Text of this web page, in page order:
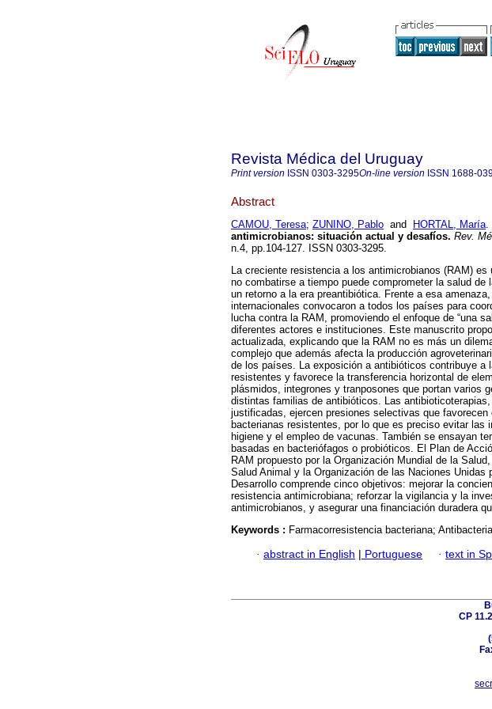
Revista Médica del Uruguay
Print version ISSN 0303-3295On-line version ISSN 1688-
Abstract
CAMOU, Teresa; ZUNINO, Pablo and HORTAL, María.
antimicrobianos: situación actual y desafíos. Rev.
n.4, pp.104-127. ISSN 0303-3295.
La creciente resistencia a los antimicrobianos (RAM) es
no combatirse a tiempo puede comprometer la salud de
un retorno a la era preantibiótica. Frente a esa
internacionales convocaron a todos los países para
lucha contra la RAM, promoviendo el enfoque de “una
diferentes actores e instituciones. Este manuscrito
actualizada, explicando que la RAM no es más un
complejo que además afecta la producción
de los países. La exposición a antibióticos contribuye a
resistentes y favorece la transferencia horizontal de
plásmidos, integrones y tranposones que portan varios
distintas familias de antibióticos. Las
justificadas, ejercen presiones selectivas que favorecen
bacterianas resistentes, por lo que es preciso evitar las
higiene y el empleo de vacunas. También se ensayan
basadas en bacteriófagos o probióticos. El Plan de
RAM propuesto por la Organización Mundial de la
Salud Animal y la Organización de las Naciones Unidas
Desarrollo comprende cinco objetivos: mejorar la
resistencia antimicrobiana; reforzar la vigilancia y la
antimicrobianos, y asegurar una financiación duradera
Keywords : Farmacorresistencia bacteriana;
· abstract in English | Portuguese · text in
CP